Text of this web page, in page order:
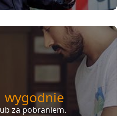
wygodnie
za pobraniem.